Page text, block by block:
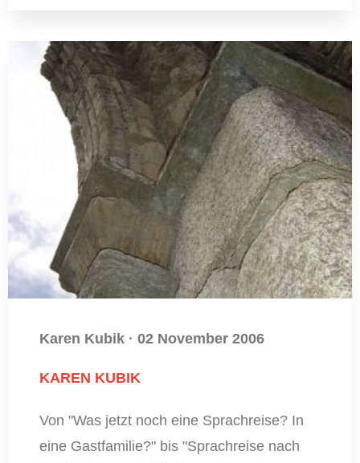
Karen Kubik · 02 November 2006
KAREN KUBIK
Von "Was jetzt noch eine Sprachreise? In
eine Gastfamilie?" bis "Sprachreise nach